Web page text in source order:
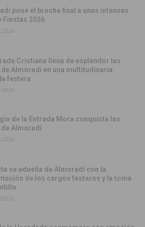
pone el broche final a unas intensas
Fiestas 2026
2026
Cristiana llena de esplendor las
Almoradí en una multitudinaria
festera
2026
de la Entrada Mora conquista las
Almoradí
2026
se adueña de Almoradí con la
de los cargos festeros y la toma
2026